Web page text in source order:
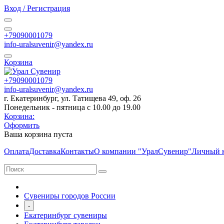
Вход / Регистрация
+79090001079
info-uralsuvenir@yandex.ru
Корзина
+79090001079
info-uralsuvenir@yandex.ru
г. Екатеринбург, ул. Татищева 49, оф. 26
Понедельник - пятница с 10.00 до 19.00
Корзина:
Оформить
Ваша корзина пуста
ОплатаДоставкаКонтактыО компании "УралСувенир"Личный
Сувениры городов России
-
Екатеринбург сувениры